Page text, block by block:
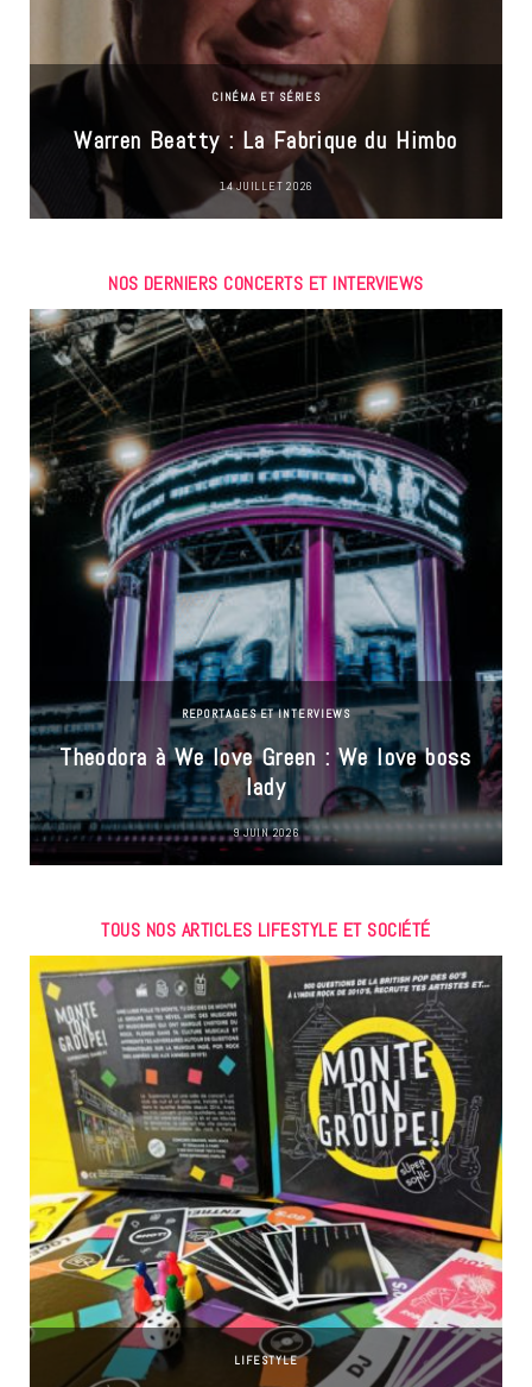
CINÉMA ET SÉRIES
Warren Beatty : La Fabrique du Himbo
14 JUILLET 2026
NOS DERNIERS CONCERTS ET INTERVIEWS
REPORTAGES ET INTERVIEWS
Theodora à We love Green : We love boss
lady
9 JUIN 2026
TOUS NOS ARTICLES LIFESTYLE ET SOCIÉTÉ
LIFESTYLE